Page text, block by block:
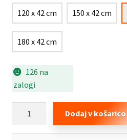
120 x 42 cm
150 x 42 cm
180 x 42 cm
126 na
zalogi
za
Dodaj v košarico